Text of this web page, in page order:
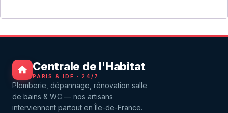
Centrale de l'Habitat
PARIS & IDF · 24/7
Plomberie, dépannage, rénovation salle
de bains & WC — nos artisans
interviennent partout en Île-de-France.